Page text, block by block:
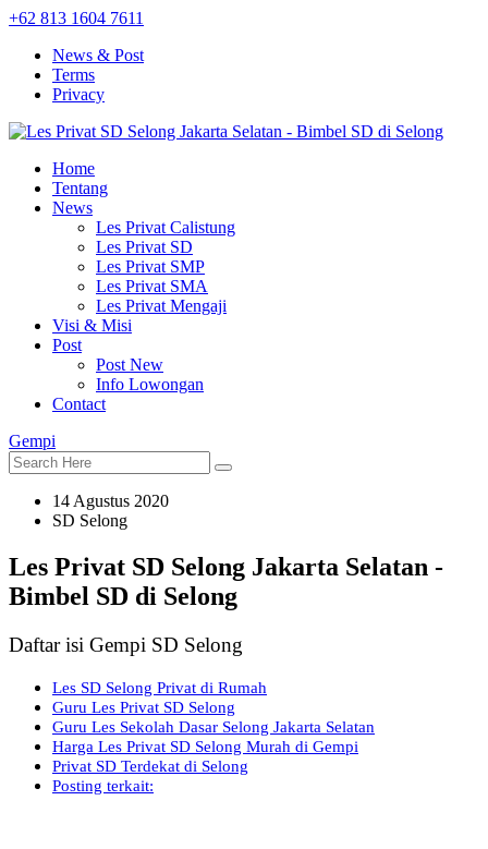
+62 813 1604 7611
News & Post
Terms
Privacy
Home
Tentang
News
Les Privat Calistung
Les Privat SD
Les Privat SMP
Les Privat SMA
Les Privat Mengaji
Visi & Misi
Post
Post New
Info Lowongan
Contact
Gempi
14 Agustus 2020
SD Selong
Les Privat SD Selong Jakarta Selatan -
Bimbel SD di Selong
Daftar isi Gempi SD Selong
Les SD Selong Privat di Rumah
Guru Les Privat SD Selong
Guru Les Sekolah Dasar Selong Jakarta Selatan
Harga Les Privat SD Selong Murah di Gempi
Privat SD Terdekat di Selong
Posting terkait: